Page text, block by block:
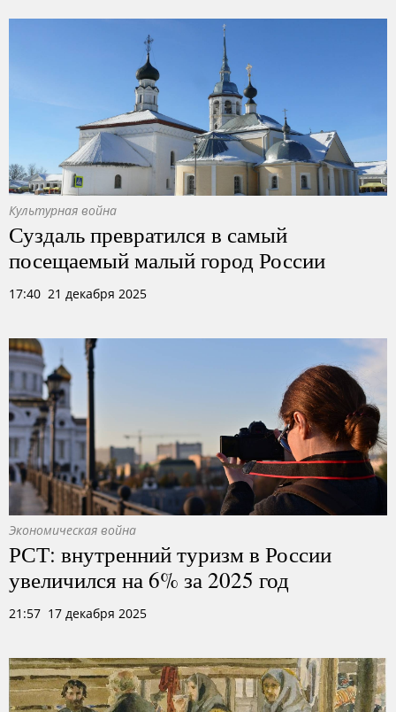
Культурная война
Суздаль превратился в самый
посещаемый малый город России
17:40 21 декабря 2025
Экономическая война
РСТ: внутренний туризм в России
увеличился на 6% за 2025 год
21:57 17 декабря 2025